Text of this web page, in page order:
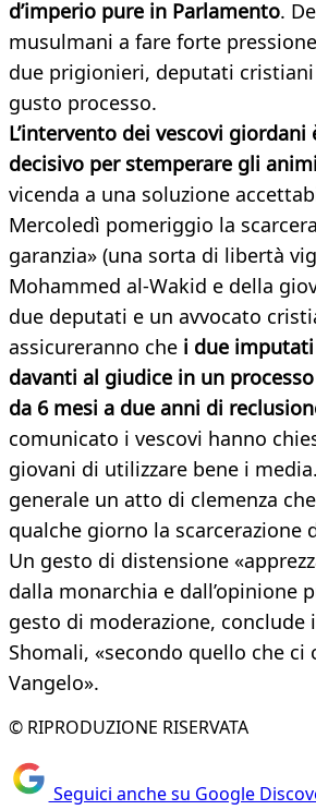
d’imperio pure in Parlamento.
musulmani a fare forte
due prigionieri, deputati
gusto processo.
L’intervento dei vescovi
decisivo per stemperare gli animi
vicenda a una soluzione
Mercoledì pomeriggio la
garanzia» (una sorta di libertà
Mohammed al-Wakid e della
due deputati e un avvocato
assicureranno che i due
davanti al giudice in un
da 6 mesi a due anni di
comunicato i vescovi hanno
giovani di utilizzare bene i
generale un atto di clemenza
qualche giorno la scarcerazione
Un gesto di distensione
dalla monarchia e dall’opinione
gesto di moderazione, conclude
Shomali, «secondo quello che ci
Vangelo».
© RIPRODUZIONE RISERVATA
Seguici anche su Google